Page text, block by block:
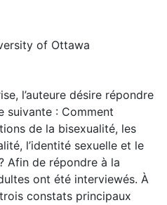
of Ottawa
l’auteure désire répondre
suivante : Comment
de la bisexualité, les
l’identité sexuelle et le
Afin de répondre à la
ont été interviewés. À
constats principaux